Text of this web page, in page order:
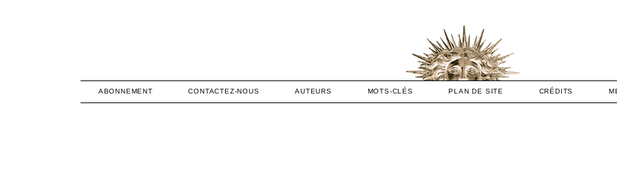
ABONNEMENT CONTACTEZ-NOUS AUTEURS MOTS-CLÉS PLAN DE SITE CRÉDITS